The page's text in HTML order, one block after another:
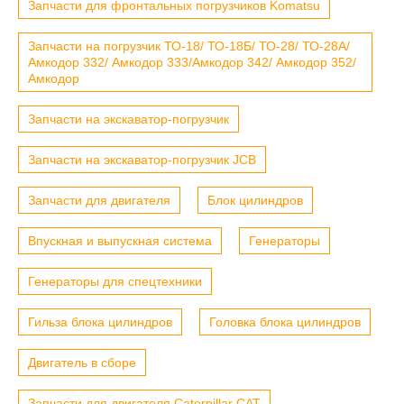
Запчасти для фронтальных погрузчиков Komatsu
Запчасти на погрузчик ТО-18/ ТО-18Б/ ТО-28/ ТО-28А/
Амкодор 332/ Амкодор 333/Амкодор 342/ Амкодор 352/
Амкодор
Запчасти на экскаватор-погрузчик
Запчасти на экскаватор-погрузчик JCB
Запчасти для двигателя Блок цилиндров
Впускная и выпускная система Генераторы
Генераторы для спецтехники
Гильза блока цилиндров Головка блока цилиндров
Двигатель в сборе